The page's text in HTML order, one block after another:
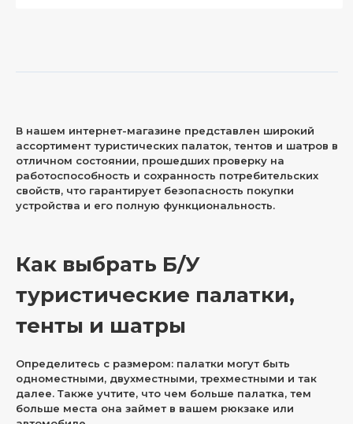
В нашем интернет-магазине представлен широкий
ассортимент туристических палаток, тентов и шатров в
отличном состоянии, прошедших проверку на
работоспособность и сохранность потребительских
свойств, что гарантирует безопасность покупки
устройства и его полную функциональность.
Как выбрать Б/У
туристические палатки,
тенты и шатры
Определитесь с размером: палатки могут быть
одноместными, двухместными, трехместными и так
далее. Также учтите, что чем больше палатка, тем
больше места она займет в вашем рюкзаке или